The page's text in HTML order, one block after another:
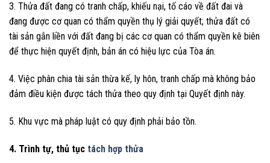
3. Thửa đất đang có tranh chấp, khiếu nại, tố cáo về đất đai và
đang được cơ quan có thẩm quyền thụ lý giải quyết; thửa đất có
tài sản gắn liền với đất đang bị các cơ quan có thẩm quyền kê biên
để thực hiện quyết định, bản án có hiệu lực của Tòa án.
4. Việc phân chia tài sản thừa kế, ly hôn, tranh chấp mà không bảo
đảm điều kiện được tách thửa theo quy định tại Quyết định này.
5. Khu vực mà pháp luật có quy định phải bảo tồn.
4. Trình tự, thủ tục tách hợp thửa